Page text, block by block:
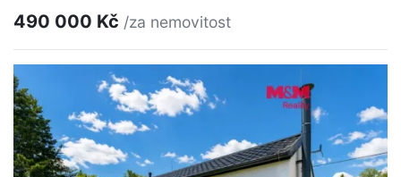
490 000 Kč /za nemovitost